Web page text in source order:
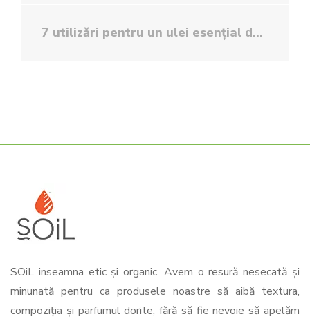
7 utilizări pentru un ulei esențial de portocală
SOiL inseamna etic și organic. Avem o resură nesecată și
minunată pentru ca produsele noastre să aibă textura,
compoziția și parfumul dorite, fără să fie nevoie să apelăm